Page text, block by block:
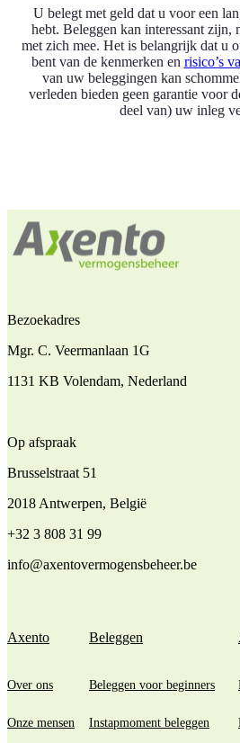
U belegt met geld dat u voor een
hebt. Beleggen kan interessant zijn,
met zich mee. Het is belangrijk dat u
bent van de kenmerken en risico’s
van uw beleggingen kan
verleden bieden geen garantie voor
deel van) uw inleg
Bezoekadres
Mgr. C. Veermanlaan 1G
1131 KB Volendam, Nederland
Op afspraak
Brusselstraat 51
2018 Antwerpen, België
+32 3 808 31 99
info@axentovermogensbeheer.be
Axento
Over ons
Onze mensen
Beleggen
Beleggen voor beginners
Instapmoment beleggen